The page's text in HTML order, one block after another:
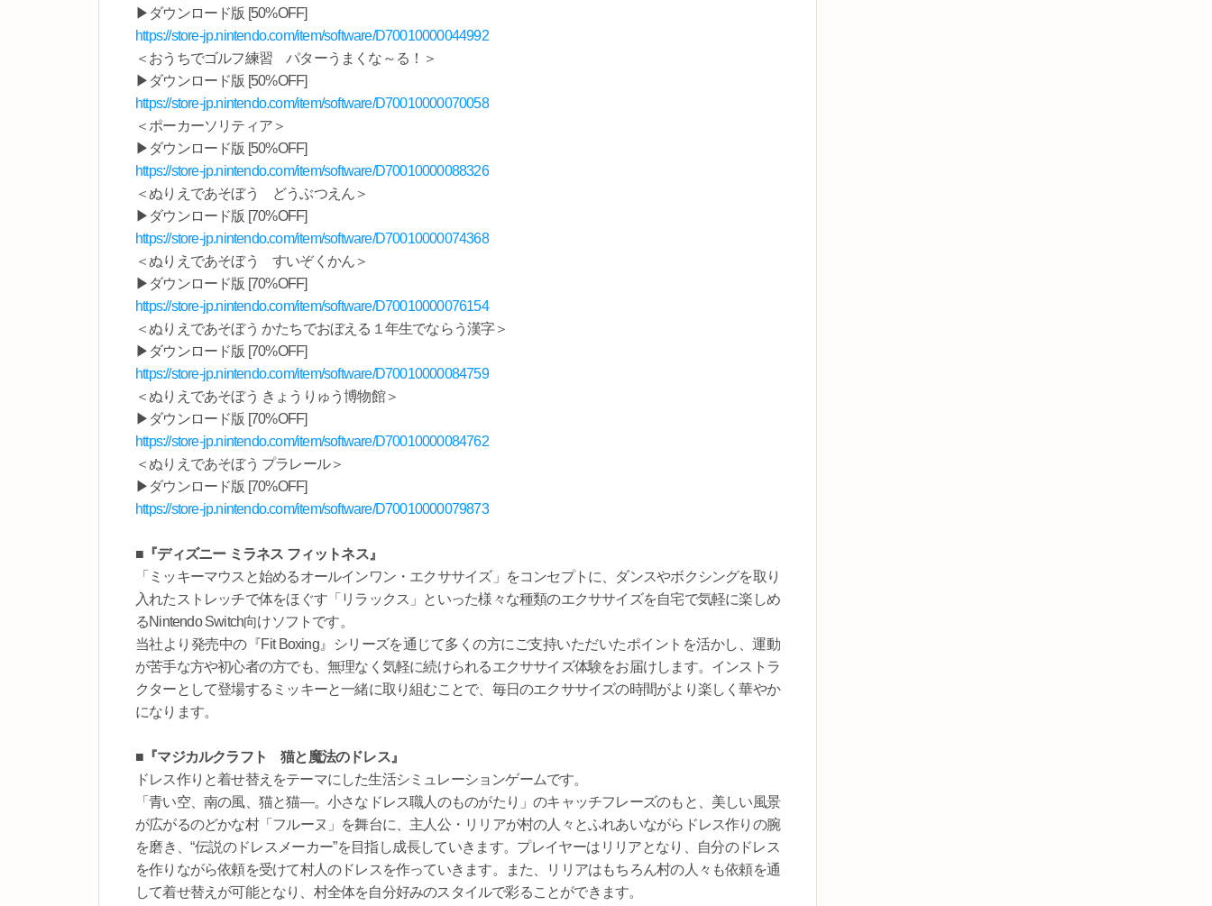
▶ダウンロード版 [50%OFF]
https://store-jp.nintendo.com/item/software/D70010000044992
＜おうちでゴルフ練習 パターうまくな～る！＞
▶ダウンロード版 [50%OFF]
https://store-jp.nintendo.com/item/software/D70010000070058
＜ポーカーソリティア＞
▶ダウンロード版 [50%OFF]
https://store-jp.nintendo.com/item/software/D70010000088326
＜ぬりえであそぼう どうぶつえん＞
▶ダウンロード版 [70%OFF]
https://store-jp.nintendo.com/item/software/D70010000074368
＜ぬりえであそぼう すいぞくかん＞
▶ダウンロード版 [70%OFF]
https://store-jp.nintendo.com/item/software/D70010000076154
＜ぬりえであそぼう かたちでおぼえる１年生でならう漢字＞
▶ダウンロード版 [70%OFF]
https://store-jp.nintendo.com/item/software/D70010000084759
＜ぬりえであそぼう きょうりゅう博物館＞
▶ダウンロード版 [70%OFF]
https://store-jp.nintendo.com/item/software/D70010000084762
＜ぬりえであそぼう プラレール＞
▶ダウンロード版 [70%OFF]
https://store-jp.nintendo.com/item/software/D70010000079873
■『ディズニー ミラネス フィットネス』
「ミッキーマウスと始めるオールインワン・エクササイズ」をコンセプトに、ダンスやボクシングを取り
入れたストレッチで体をほぐす「リラックス」といった様々な種類のエクササイズを自宅で気軽に楽しめ
るNintendo Switch向けソフトです。
当社より発売中の『Fit Boxing』シリーズを通じて多くの方にご支持いただいたポイントを活かし、運動
が苦手な方や初心者の方でも、無理なく気軽に続けられるエクササイズ体験をお届けします。インストラ
クターとして登場するミッキーと一緒に取り組むことで、毎日のエクササイズの時間がより楽しく華やか
になります。
■『マジカルクラフト 猫と魔法のドレス』
ドレス作りと着せ替えをテーマにした生活シミュレーションゲームです。
「青い空、南の風、猫と猫―。小さなドレス職人のものがたり」のキャッチフレーズのもと、美しい風景
が広がるのどかな村「フルーヌ」を舞台に、主人公・リリアが村の人々とふれあいながらドレス作りの腕
を磨き、“伝説のドレスメーカー”を目指し成長していきます。プレイヤーはリリアとなり、自分のドレス
を作りながら依頼を受けて村人のドレスを作っていきます。また、リリアはもちろん村の人々も依頼を通
して着せ替えが可能となり、村全体を自分好みのスタイルで彩ることができます。